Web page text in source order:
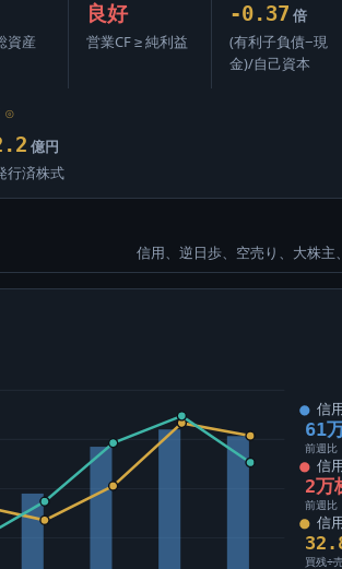
資産
良好
営業CF ≥ 純利益
-0.37 倍
(有利子負債−現
金)/自己資本
⊙
億円
行済株式
信用、逆日歩、空売り、大株主
信
61
前週
信
2万
前週
信
買残÷